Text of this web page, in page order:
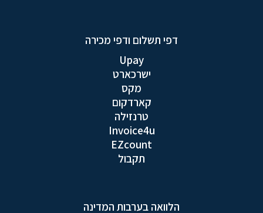
דפי תשלום ודפי מכירה
Upay
ישרכארט
מקס
קארדקום
טרנזילה
Invoice4u
EZcount
תקבול
הלוואה בערבות המדינה